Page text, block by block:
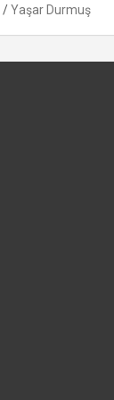
Yaşar Durmuş